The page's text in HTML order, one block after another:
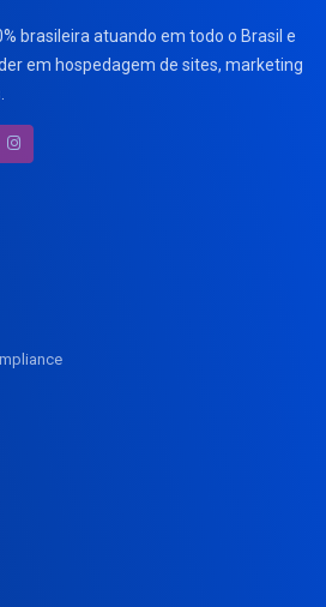
brasileira atuando em todo o Brasil e
em hospedagem de sites, marketing